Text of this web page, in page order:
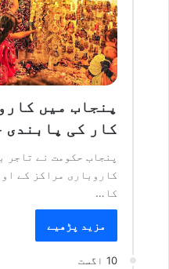
پنجاب میں
کار کی پابندی
پنجاب حکومت نے تاجر
کاروباری مراکز کے
کا…
مزید پڑھیے
10 اگست